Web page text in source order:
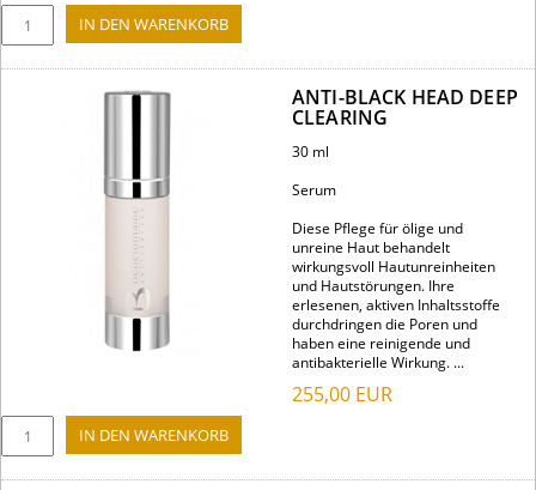
ANTI-BLACK HEAD DEEP
CLEARING
30 ml
Serum
Diese Pflege für ölige und
unreine Haut behandelt
wirkungsvoll Hautunreinheiten
und Hautstörungen. Ihre
erlesenen, aktiven Inhaltsstoffe
durchdringen die Poren und
haben eine reinigende und
antibakterielle Wirkung. ...
255,00 EUR